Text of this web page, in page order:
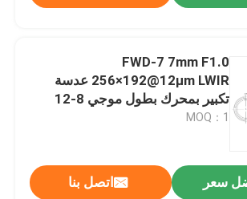
FWD-7 7mm F1.0
256×192@12μm LWIR عدسة
تكبير بمحرك بطول موجي 8-12
ميكرومتر للتصوير الحراري
MOQ：1
سعر اتصل بنا